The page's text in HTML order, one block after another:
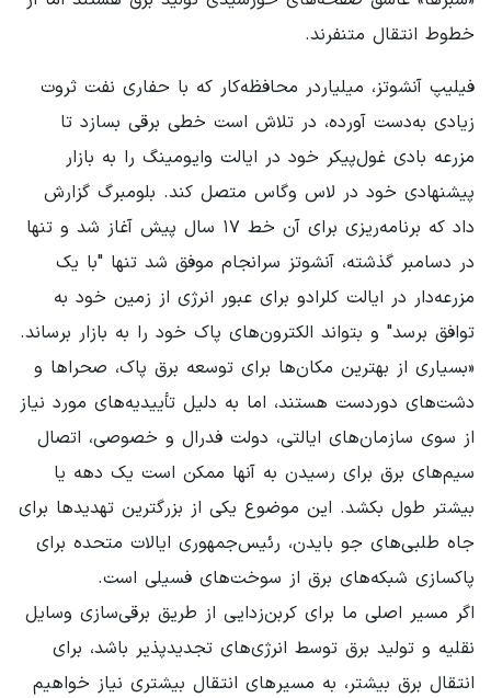
خطوط انتقال متنفرند.
فیلیپ آنشوتز، میلیاردر محافظه‌کار که با حفاری نفت ثروت
زیادی به‌دست آورده، در تلاش است خطی برقی بسازد تا
مزرعه بادی غول‌پیکر خود در ایالت وایومینگ را به بازار
پیشنهادی خود در لاس وگاس متصل کند. بلومبرگ گزارش
داد که برنامه‌ریزی برای آن خط ۱۷ سال پیش آغاز شد و تنها
در دسامبر گذشته، آنشوتز سرانجام موفق شد تنها "با یک
مزرعه‌دار در ایالت کلرادو برای عبور انرژی از زمین خود به
توافق برسد" و بتواند الکترون‌های پاک خود را به بازار برساند.
«بسیاری از بهترین مکان‌ها برای توسعه برق پاک، صحراها و
دشت‌های دوردست هستند، اما به دلیل تأییدیه‌های مورد نیاز
از سوی سازمان‌های ایالتی، دولت فدرال و خصوصی، اتصال
سیم‌های برق برای رسیدن به آنها ممکن است یک دهه یا
بیشتر طول بکشد. این موضوع یکی از بزرگترین تهدیدها برای
جاه طلبی‌های جو بایدن، رئیس‌جمهوری ایالات متحده برای
پاکسازی شبکه‌های برق از سوخت‌های فسیلی است.
اگر مسیر اصلی ما برای کربن‌زدایی از طریق برقی‌سازی وسایل
نقلیه و تولید برق توسط انرژی‌های تجدیدپذیر باشد، برای
انتقال برق بیشتر، به مسیرهای انتقال بیشتری نیاز خواهیم